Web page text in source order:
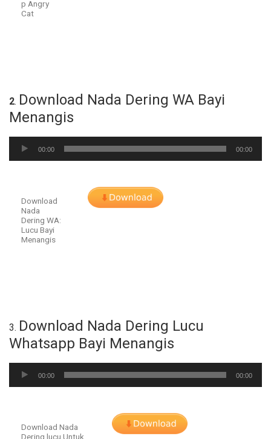
p Angry
Cat
2. Download Nada Dering WA Bayi
Menangis
Audio
Player
00:00 00:00
Download
Nada
Dering WA:
Lucu Bayi
Menangis
3. Download Nada Dering Lucu
Whatsapp Bayi Menangis
Audio
Player
00:00 00:00
Download Nada
Dering lucu Untuk